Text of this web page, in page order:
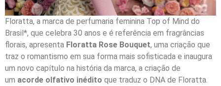
Floratta, a marca de perfumaria feminina Top of Mind do
Brasil*, que celebra 30 anos e é referência em fragrâncias
florais, apresenta Floratta Rose Bouquet, uma criação que
traz o romantismo em sua forma mais sofisticada e inaugura
um novo capítulo na história da marca, a criação de
um acorde olfativo inédito que traduz o DNA de Floratta.